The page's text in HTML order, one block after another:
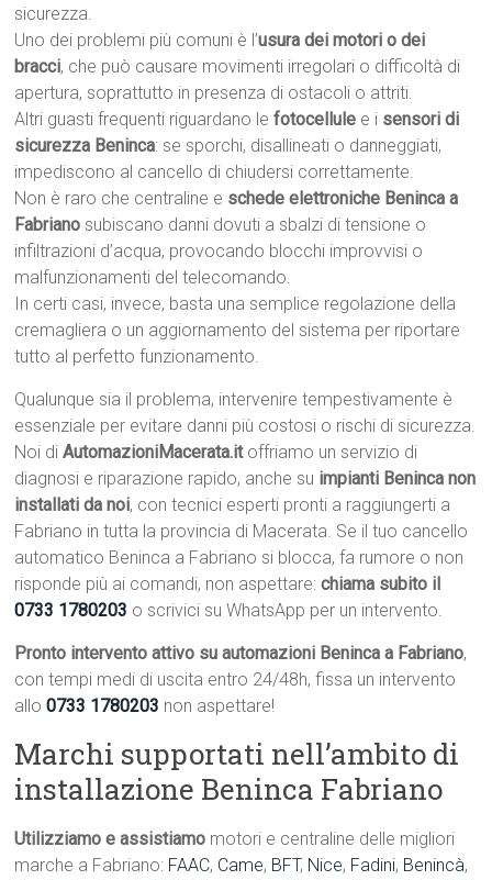
sicurezza.
Uno dei problemi più comuni è l’usura dei motori o dei
bracci, che può causare movimenti irregolari o difficoltà di
apertura, soprattutto in presenza di ostacoli o attriti.
Altri guasti frequenti riguardano lefotocellule e i sensori di
sicurezza Beninca: se sporchi, disallineati o danneggiati,
impediscono al cancello di chiudersi correttamente.
Non è raro che centraline e schede elettroniche Beninca a
Fabriano subiscano danni dovuti a sbalzi di tensione o
infiltrazioni d’acqua, provocando blocchi improvvisi o
malfunzionamenti del telecomando.
In certi casi, invece, basta una semplice regolazione della
cremagliera o un aggiornamento del sistema per riportare
tutto al perfetto funzionamento.
Qualunque sia il problema, intervenire tempestivamente è
essenziale per evitare danni più costosi o rischi di sicurezza.
Noi diAutomazioniMacerata.itoffriamo un servizio di
diagnosi e riparazione rapido, anche su impianti Beninca non
installati da noi, con tecnici esperti pronti a raggiungerti a
Fabriano in tutta la provincia di Macerata. Se il tuo cancello
automatico Beninca a Fabriano si blocca, fa rumore o non
risponde più ai comandi, non aspettare:chiama subito il
0733 1780203 o scrivici su WhatsApp per un intervento.
Pronto intervento attivo su automazioni Beninca a Fabriano,
con tempi medi di uscita entro 24/48h, fissa un intervento
allo0733 1780203 non aspettare!
Marchi supportati nell’ambito di
installazione Beninca Fabriano
Utilizziamo e assistiamo motori e centraline delle migliori
marche a Fabriano: FAAC, Came, BFT, Nice, Fadini, Benincà,